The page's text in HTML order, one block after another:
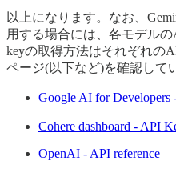
以上になります。なお、
用する場合には、各モデル
keyの取得方法はそれぞれの
ページ(以下など)を確認して
Google AI for
Cohere dashboard - API
OpenAI - API reference